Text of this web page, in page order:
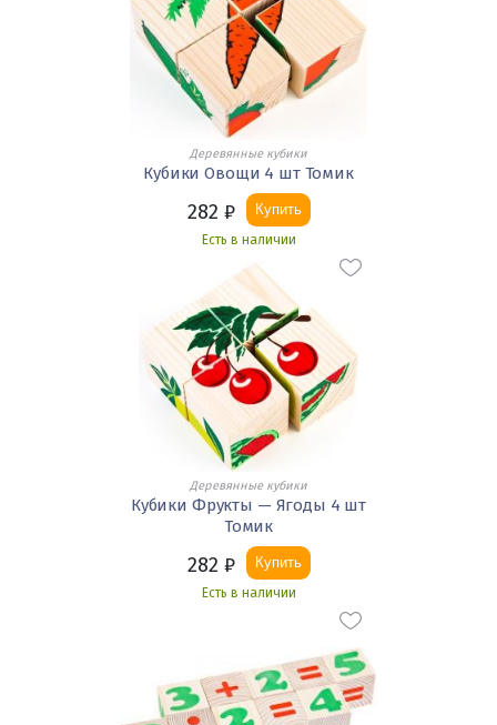
Деревянные кубики
Кубики Овощи 4 шт Томик
282 ₽ Купить
Есть в наличии
Деревянные кубики
Кубики Фрукты — Ягоды 4 шт
Томик
282 ₽ Купить
Есть в наличии